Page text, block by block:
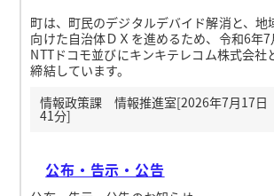
町は、町民のデジタルデバイド解消と、地
向けた自治体ＤＸを進めるため、令和6年
NTTドコモ並びにキンキテレコム株式会社
締結しています。
情報政策課 情報推進室[2026年7月17日
41分]
公布・告示・公告